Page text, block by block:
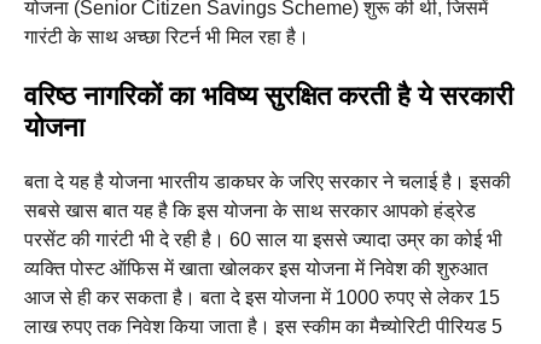
योजना (Senior Citizen Savings Scheme) शुरू की थी, जिसमें
गारंटी के साथ अच्छा रिटर्न भी मिल रहा है।
वरिष्ठ नागरिकों का भविष्य सुरक्षित करती है ये सरकारी
योजना
बता दे यह है योजना भारतीय डाकघर के जरिए सरकार ने चलाई है। इसकी
सबसे खास बात यह है कि इस योजना के साथ सरकार आपको हंड्रेड
परसेंट की गारंटी भी दे रही है। 60 साल या इससे ज्यादा उम्र का कोई भी
व्यक्ति पोस्ट ऑफिस में खाता खोलकर इस योजना में निवेश की शुरुआत
आज से ही कर सकता है। बता दे इस योजना में 1000 रुपए से लेकर 15
लाख रुपए तक निवेश किया जाता है। इस स्कीम का मैच्योरिटी पीरियड 5